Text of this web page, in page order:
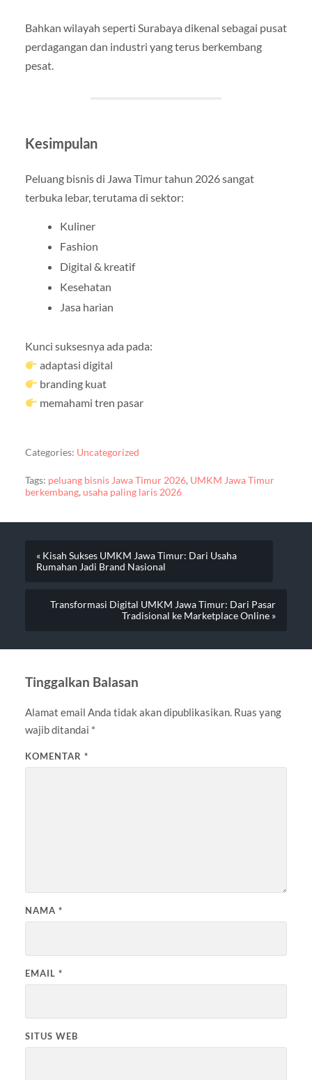
Bahkan wilayah seperti Surabaya dikenal sebagai pusat
perdagangan dan industri yang terus berkembang
pesat.
Kesimpulan
Peluang bisnis di Jawa Timur tahun 2026 sangat
terbuka lebar, terutama di sektor:
Kuliner
Fashion
Digital & kreatif
Kesehatan
Jasa harian
Kunci suksesnya ada pada:
adaptasi digital
branding kuat
memahami tren pasar
Categories: Uncategorized
Tags: peluang bisnis Jawa Timur 2026, UMKM Jawa Timur
berkembang, usaha paling laris 2026
« Kisah Sukses UMKM Jawa Timur: Dari Usaha
Rumahan Jadi Brand Nasional
Transformasi Digital UMKM Jawa Timur: Dari Pasar
Tradisional ke Marketplace Online »
Tinggalkan Balasan
Alamat email Anda tidak akan dipublikasikan. Ruas yang
wajib ditandai *
KOMENTAR *
NAMA *
EMAIL *
SITUS WEB